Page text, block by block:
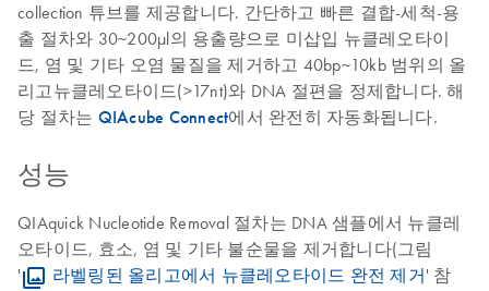
collection 튜브를 제공합니다. 간단하고 빠른 결합-세척-용
출 절차와 30~200µl의 용출량으로 미삽입 뉴클레오타이
드, 염 및 기타 오염 물질을 제거하고 40bp~10kb 범위의 올
리고뉴클레오타이드(>17nt)와 DNA 절편을 정제합니다. 해
당 절차는 QIAcube Connect에서 완전히 자동화됩니다.
성능
QIAquick Nucleotide Removal 절차는 DNA 샘플에서 뉴클레
오타이드, 효소, 염 및 기타 불순물을 제거합니다(그림
'
라벨링된 올리고에서 뉴클레오타이드 완전 제거' 참